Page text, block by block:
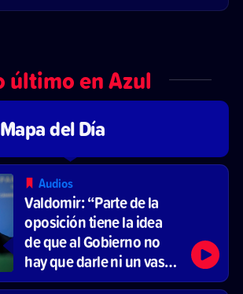
último en Azul
Mapa del Día
Audios
Valdomir: “Parte de la
oposición tiene la idea
de que al Gobierno no
hay que darle ni un vaso
de agua”